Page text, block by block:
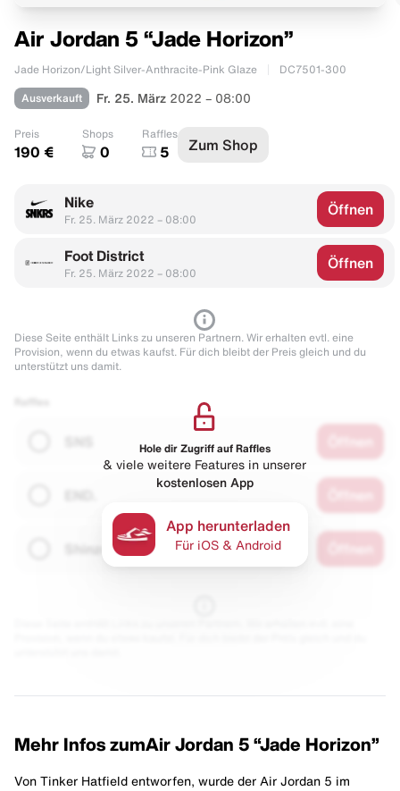
Air Jordan 5 “Jade Horizon”
Jade Horizon/Light Silver-Anthracite-Pink Glaze DC7501-300
Ausverkauft Fr. 25. März 2022 – 08:00
Preis
190 €
Shops
0
Raffles
5 Zum Shop
Nike
Fr. 25. März 2022 – 08:00
Öffnen
Foot District
Fr. 25. März 2022 – 08:00
Öffnen
Diese Seite enthält Links zu unseren Partnern. Wir erhalten evtl. eine
Provision, wenn du etwas kaufst. Für dich bleibt der Preis gleich und du
unterstützt uns damit.
Shinzo Paris
Hole dir Zugriff auf Raffles
& viele weitere Features in unserer
kostenlosen App
App herunterladen
Für iOS & Android
Mehr Infos zumAir Jordan 5 “Jade Horizon”
Von Tinker Hatfield entworfen, wurde der Air Jordan 5 im